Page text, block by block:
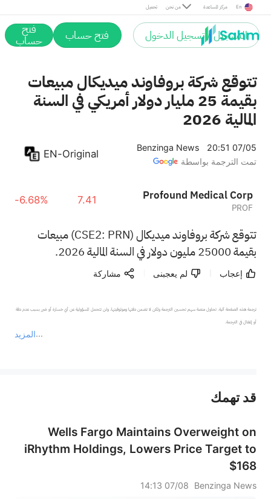
تحميل من نحن مركز المساعدة En
التسجيل / تسجيل الدخول فتح حساب فتح
حساب
تتوقع شركة بروفاوند ميديكال مبيعات
بقيمة 25 مليار دولار أمريكي في السنة
المالية 2026
Benzinga News
20:51 07/05
تمت الترجمة بواسطة
EN-Original
Profound Medical Corp
PROF
7.41
-6.68%
تتوقع شركة بروفاوند ميديكال (CSE2: PRN) مبيعات
بقيمة 25000 مليون دولار في السنة المالية 2026.
إعجاب لم يعجبنى مشاركة
المزيد
ترجمة هذه الصفحة آلية. تحاول منصة سهم تحسين الترجمة ولكن لا تضمن دقتها وموثوقيتها، ولن تتحمل المسؤولية عن أي خسارة أو ضرر بسبب عدم دقة
أو إغفال في الترجمة.
عند الضرورة، يرجى استشارة مستشار استثمار محترف. لا تقدم منصة سهم أي مشورة استثمارية، ولا تقدم أي التزامات أو ضمانات.
قد تهمك
Wells Fargo Maintains Overweight on
iRhythm Holdings, Lowers Price Target to
$168
Benzinga News
07/08 14:13